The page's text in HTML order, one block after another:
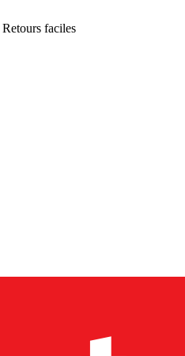
Retours faciles